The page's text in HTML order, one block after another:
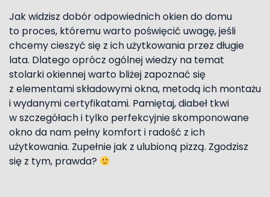
Jak widzisz dobór odpowiednich okien do domu
to proces, któremu warto poświęcić uwagę, jeśli
chcemy cieszyć się z ich użytkowania przez długie
lata. Dlatego oprócz ogólnej wiedzy na temat
stolarki okiennej warto bliżej zapoznać się
z elementami składowymi okna, metodą ich montażu
i wydanymi certyfikatami. Pamiętaj, diabeł tkwi
w szczegółach i tylko perfekcyjnie skomponowane
okno da nam pełny komfort i radość z ich
użytkowania. Zupełnie jak z ulubioną pizzą. Zgodzisz
się z tym, prawda?